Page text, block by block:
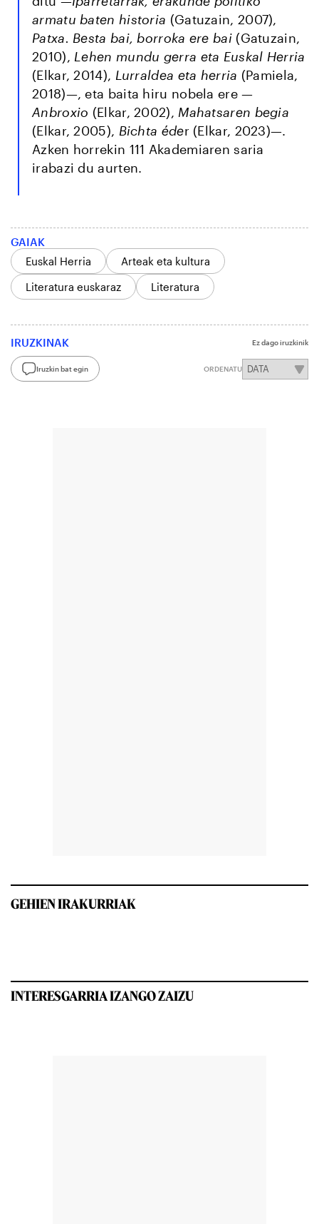
armatu baten historia (Gatuzain, 2007),
Patxa. Besta bai, borroka ere bai(Gatuzain,
2010), Lehen mundu gerra eta Euskal Herria
(Elkar, 2014), Lurraldea eta herria (Pamiela,
2018)—, eta baita hiru nobela ere —
Anbroxio (Elkar, 2002), Mahatsaren begia
(Elkar, 2005), Bichta éder (Elkar, 2023)—.
Azken horrekin 111 Akademiaren saria
irabazi du aurten.
GAIAK
Euskal Herria
Arteak eta kultura
Literatura euskaraz
Literatura
IRUZKINAK Ez dago iruzkinik
Iruzkin bat egin ORDENATU
GEHIEN IRAKURRIAK
INTERESGARRIA IZANGO ZAIZU